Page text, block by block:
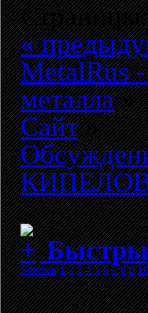
«
MetalRus
металла»
Сайт»
КИПЕЛОВ
Sitemap 1 2 3 4 5 6 7 8 9 10